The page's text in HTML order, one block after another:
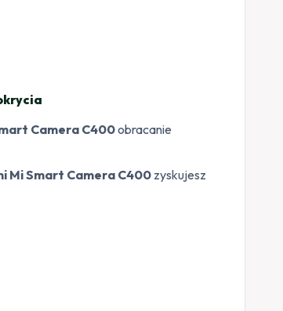
Camera C400obracanie
Mi Smart Camera C400 zyskujesz